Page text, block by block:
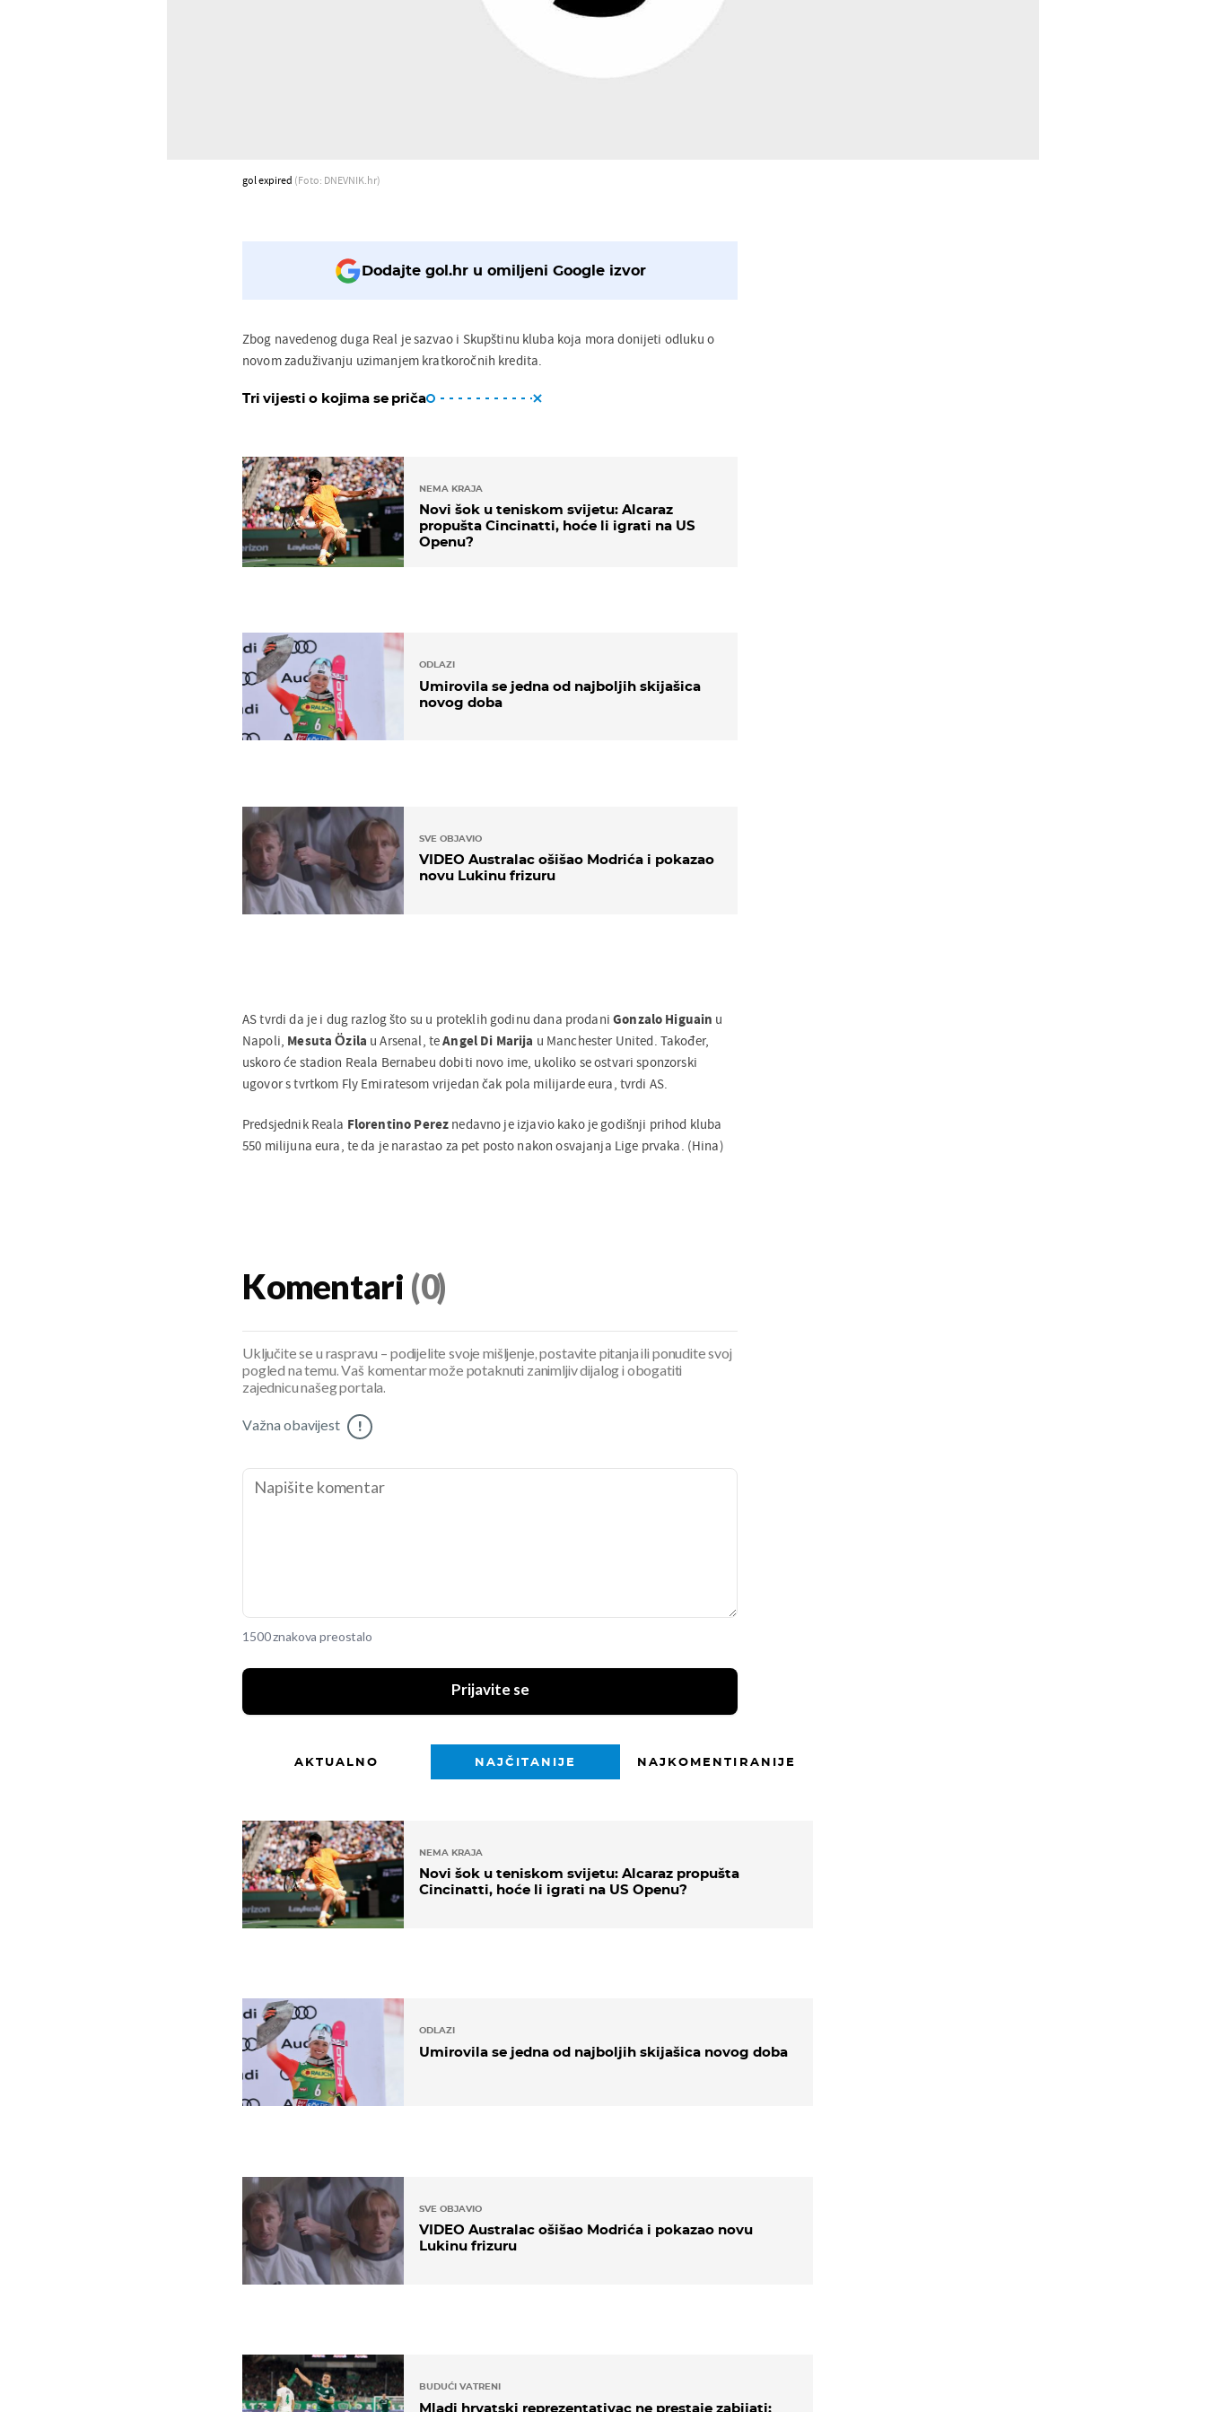
gol expired (Foto: DNEVNIK.hr)
Dodajte gol.hr u omiljeni Google izvor
Zbog navedenog duga Real je sazvao i Skupštinu kluba koja mora donijeti odluku o
novom zaduživanju uzimanjem kratkoročnih kredita.
Tri vijesti o kojima se priča
NEMA KRAJA
Novi šok u teniskom svijetu: Alcaraz
propušta Cincinatti, hoće li igrati na US
Openu?
ODLAZI
Umirovila se jedna od najboljih skijašica
novog doba
SVE OBJAVIO
VIDEO Australac ošišao Modrića i pokazao
novu Lukinu frizuru
AS tvrdi da je i dug razlog što su u proteklih godinu dana prodaniGonzalo Higuain u
Napoli, Mesuta Özila u Arsenal, teAngel Di Marija u Manchester United. Također,
uskoro će stadion Reala Bernabeu dobiti novo ime, ukoliko se ostvari sponzorski
ugovor s tvrtkom Fly Emiratesom vrijedan čak pola milijarde eura, tvrdi AS.
Predsjednik Reala Florentino Perez nedavno je izjavio kako je godišnji prihod kluba
550 milijuna eura, te da je narastao za pet posto nakon osvajanja Lige prvaka. (Hina)
Komentari (0)
Uključite se u raspravu – podijelite svoje mišljenje, postavite pitanja ili ponudite svoj
pogled na temu. Vaš komentar može potaknuti zanimljiv dijalog i obogatiti
zajednicu našeg portala.
Važna obavijest !
1500 znakova preostalo
Prijavite se
AKTUALNO NAJČITANIJE NAJKOMENTIRANIJE
NEMA KRAJA
Novi šok u teniskom svijetu: Alcaraz propušta
Cincinatti, hoće li igrati na US Openu?
ODLAZI
Umirovila se jedna od najboljih skijašica novog doba
SVE OBJAVIO
VIDEO Australac ošišao Modrića i pokazao novu
Lukinu frizuru
BUDUĆI VATRENI
Mladi hrvatski reprezentativac ne prestaje zabijati: